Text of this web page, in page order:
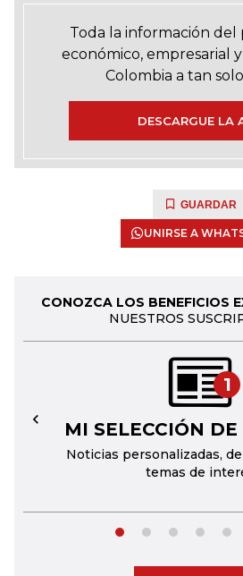
Toda la información del
económico, empresarial
Colombia a tan
DESCARGUE LA
GUARDAR
UNIRSE A
CONOZCA LOS BENEFICIOS
NUESTROS
1
MI SELECCIÓN
Noticias personalizadas,
temas de
←